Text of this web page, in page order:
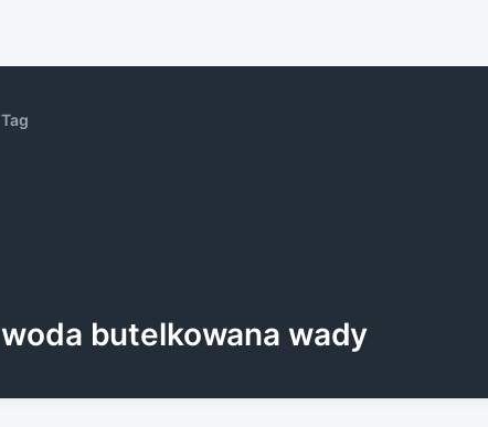
Tag
woda butelkowana wady